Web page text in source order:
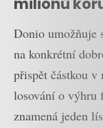
Donio umožňuje
na konkrétní
přispět částkou
losování o výhru
znamená jeden